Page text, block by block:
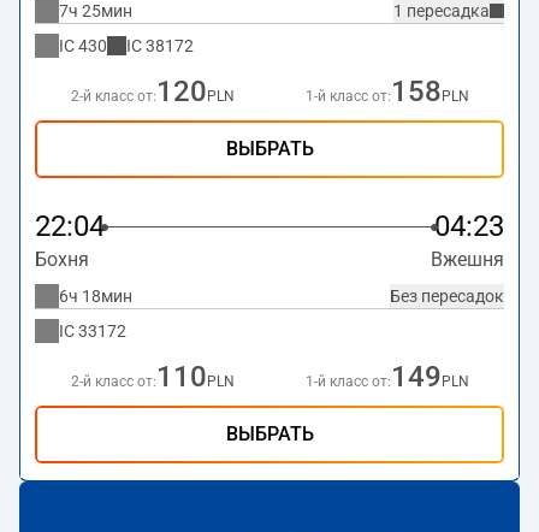
1 пересадка
7ч 25мин
IC430 IC38172
2-й класс от: 120 PLN 1-й класс от: 158 PLN
ВЫБРАТЬ
22:04 04:23
Бохня Вжешня
Без пересадок
6ч 18мин
IC33172
2-й класс от: 110 PLN 1-й класс от: 149 PLN
ВЫБРАТЬ